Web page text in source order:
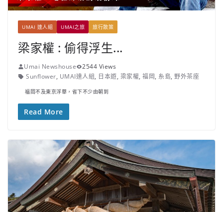
UMAI 達人組 UMAI之旅 旅行散策
梁家權 : 偷得浮生...
Umai Newshouse
2544 Views
Sunflower, UMAI達人組, 日本遊, 梁家權, 福岡, 糸島, 野外茶座
福岡不及東京浮華，省下不少由朝到
Read More